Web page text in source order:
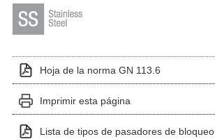
Hoja de la norma GN 113.6
Imprimir esta página
Lista de tipos de pasadores de bloqueo